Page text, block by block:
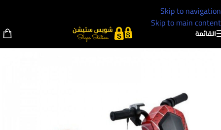
Skip to navigation
Skip to main content
القائمة